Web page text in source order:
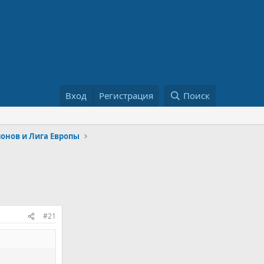
Вход Регистрация Поиск
и Лига Европы
#21